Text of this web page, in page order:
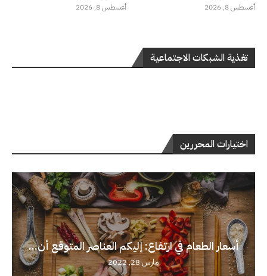
أغسطس 8, 2026 أغسطس 8, 2026
تغذية الشبكات الاجتماعية
اختيارات المحررين
أسعار الطعام في ارتفاع: إليكم العناصر المتوقع أن...
مارس 28, 2022